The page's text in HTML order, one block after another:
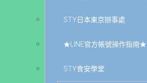
STY日本東京辦事處
★LINE官方帳號操作指南★
STY食安學堂